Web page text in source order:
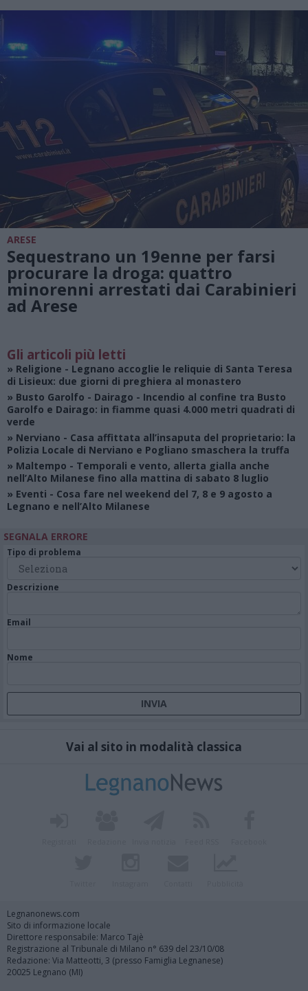
ARESE
Sequestrano un 19enne per farsi
procurare la droga: quattro
minorenni arrestati dai Carabinieri
ad Arese
Gli articoli più letti
» Religione - Legnano accoglie le reliquie di Santa Teresa
di Lisieux: due giorni di preghiera al monastero
» Busto Garolfo - Dairago - Incendio al confine tra Busto
Garolfo e Dairago: in fiamme quasi 4.000 metri quadrati di
verde
» Nerviano - Casa affittata all’insaputa del proprietario: la
Polizia Locale di Nerviano e Pogliano smaschera la truffa
» Maltempo - Temporali e vento, allerta gialla anche
nell’Alto Milanese fino alla mattina di sabato 8 luglio
» Eventi - Cosa fare nel weekend del 7, 8 e 9 agosto a
Legnano e nell’Alto Milanese
SEGNALA ERRORE
Tipo di problema
Descrizione
Email
Nome
Vai al sito in modalità classica
Legnanonews.com
Sito di informazione locale
Direttore responsabile: Marco Tajè
Registrazione al Tribunale di Milano n° 639 del 23/10/08
Redazione: Via Matteotti, 3 (presso Famiglia Legnanese)
20025 Legnano (MI)